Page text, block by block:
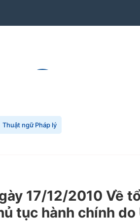
Thuật ngữ Pháp lý
17/12/2010 Về
tục hành chính